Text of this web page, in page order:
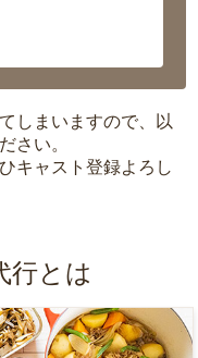
しまいますので、以
さい。
キャスト登録よろし
行とは